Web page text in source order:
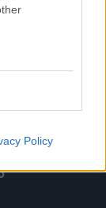
Policy
Approvato il